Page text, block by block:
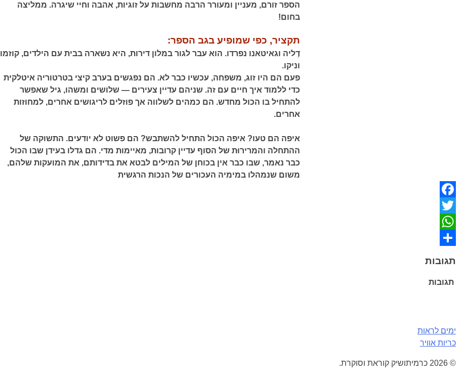
הספר זורם, מעניין ומעורר הרבה מחשבות על זוגיות, אהבה וחיי שיגרה. ממליצה
בחום!
תקציר, כפי שמופיע בגב הספר:
דֶליה וגאיטאנו נפרדו. הוא עבר לגור במלון דירות, היא נשארה בבית עם הילדים, קוזמו
וניקו.
פעם הם היו זוג, משפחה, עכשיו כבר לא. הם נפגשים בערב קיצי בטרטוריה איטלקית
כדי ללמוד איך חיים עם זה. שניהם עדיין צעירים — שלושים ומשהו, גיל שאפשר
להתחיל בו הכול מחדש. הם כמהים לשלווה אך פוזלים לריגושים אחרים, למחוזות
אחרים.
איפה הם טעו? איפה הכול התחיל להשתבש? הם פשוט לא יודעים. התשוקה של
ההתחלה והמרירוּת של הסוף עדיין קרובות, מאיימות מדי. הם גדלו בעידן שבו הכול
כבר נאמר, שבו כבר אין בכוחן של המילים לבטא את בדידותם, את המועקות שלהם,
משום שנמהלו במימיה העכורים של הנכות הרגשית
Facebook
Twitter
WhatsApp
תגובות
תגובות
ניווט
ימים לראות
כריות אוויר
© 2026 כרמיתושיק קוראת וסוקרת.